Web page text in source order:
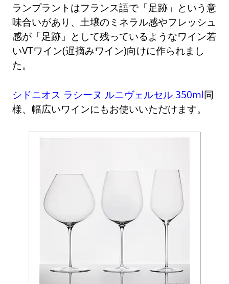
ランプラントはフランス語で「足跡」という意
味合いがあり、土壌のミネラル感やフレッシュ
感が「足跡」として残っているようなワイン若
いVTワイン(遅摘みワイン)向けに作られまし
た。
シドニオス ラシーヌ ルニヴェルセル 350ml同
様、幅広いワインにもお使いいただけます。